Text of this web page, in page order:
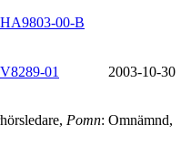
HA9803-00-B
V8289-01 2003-10-30
Pomn: Omnämnd,